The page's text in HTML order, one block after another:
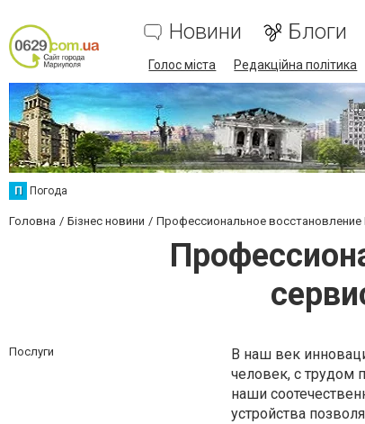
Новини Блоги
Голос міста Редакційна політика
П Погода
Головна Бізнес новини Профессиональное
Послуги
В наш век
человек, с
наши
устройства